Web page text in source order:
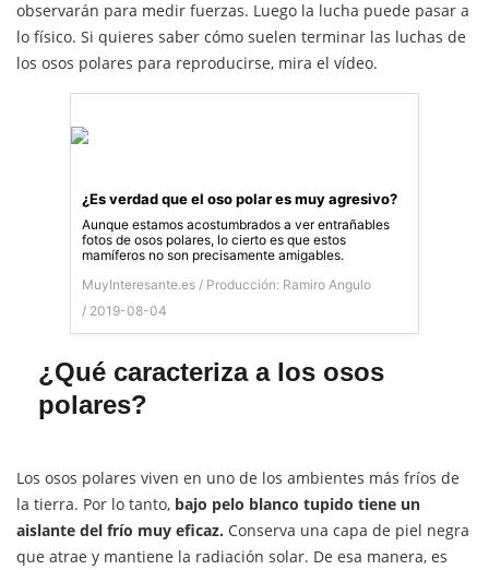
observarán para medir fuerzas. Luego la lucha puede pasar a
lo físico. Si quieres saber cómo suelen terminar las luchas de
los osos polares para reproducirse, mira el vídeo.
¿Es verdad que el oso polar es muy agresivo?
Aunque estamos acostumbrados a ver entrañables
fotos de osos polares, lo cierto es que estos
mamíferos no son precisamente amigables.
MuyInteresante.es / Producción: Ramiro Angulo
/ 2019-08-04
¿Qué caracteriza a los osos
polares?
Los osos polares viven en uno de los ambientes más fríos de
la tierra. Por lo tanto, bajo pelo blanco tupido tiene un
aislante del frío muy eficaz. Conserva una capa de piel negra
que atrae y mantiene la radiación solar. De esa manera, es